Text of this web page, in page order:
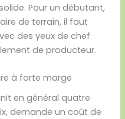
Pour un débutant,
de terrain, il faut
des yeux de chef
de producteur.
à forte marge
en général quatre
demande un coût de